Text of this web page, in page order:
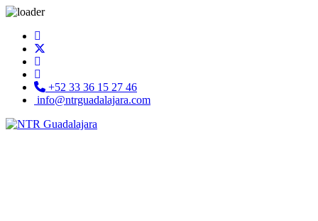
+52 33 36 15 27 46
info@ntrguadalajara.com